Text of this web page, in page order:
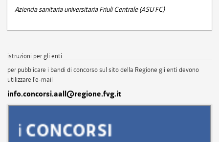
Azienda sanitaria universitaria Friuli Centrale (ASU FC)
istruzioni per gli enti
per pubblicare i bandi di concorso sul sito della Regione gli enti devono
utilizzare l'e-mail
info.concorsi.aall@regione.fvg.it